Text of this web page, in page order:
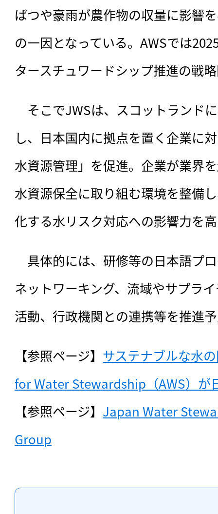
ばつや豪雨が農作物の収量に影響
の一因となっている。AWSでは
タースチュワードシップ推進の戦
そこでJWSは、スコットランド
し、日本国内に拠点を置く企業に
水資源管理」を促進。企業が業界
水資源保全に取り組む環境を整備
化する水リスク対応への影響力を
具体的には、研修等の日本語プ
ネットワーキング、流域やサプラ
活動、行政機関との連携等を推進
【参照ページ】 サステナブルな水
for Water Stewardship（AWS）が
【参照ページ】 Japan Water
Group